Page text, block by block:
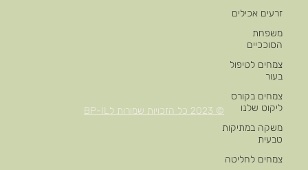
זרעים אכילים
משפחת
הסוככיים
צמחים לטיפול
בעור
צמחים בקורס
ליקוט שלנו
משקה במתיקות
טבעית
צמחים לחליטה
© 2023 כל הזכויות שמורות לBP-IL